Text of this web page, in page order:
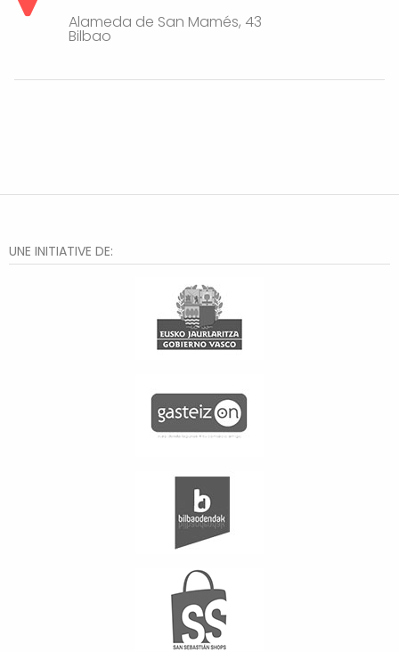
Alameda de San Mamés, 43
Bilbao
UNE INITIATIVE DE: